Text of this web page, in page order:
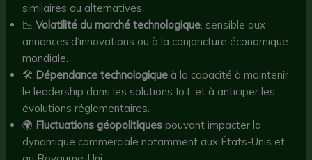
similaires ou alternatives.
📉Volatilité du marché technologique , sensible aux
annonces d’innovations ou à la conjoncture économique
mondiale.
🛠 Dépendance technologique à la capacité à maintenir
le leadership dans les solutions IoT et à anticiper les
évolutions réglementaires.
🌍 Fluctuations géopolitiques pouvant impacter la
dynamique commerciale notamment aux États-Unis et